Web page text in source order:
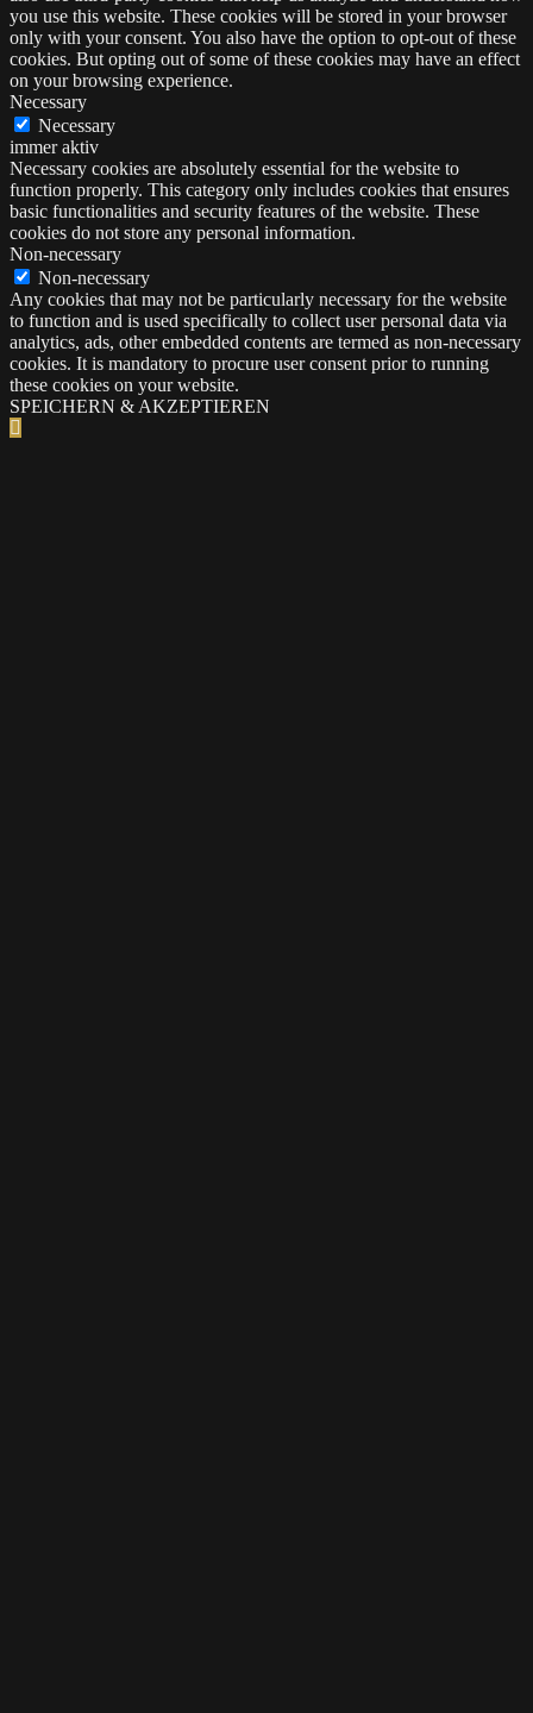
you use this website. These cookies will be stored in your browser
only with your consent. You also have the option to opt-out of these
cookies. But opting out of some of these cookies may have an effect
on your browsing experience.
Necessary
Necessary
immer aktiv
Necessary cookies are absolutely essential for the website to
function properly. This category only includes cookies that ensures
basic functionalities and security features of the website. These
cookies do not store any personal information.
Non-necessary
Non-necessary
Any cookies that may not be particularly necessary for the website
to function and is used specifically to collect user personal data via
analytics, ads, other embedded contents are termed as non-necessary
cookies. It is mandatory to procure user consent prior to running
these cookies on your website.
SPEICHERN & AKZEPTIEREN